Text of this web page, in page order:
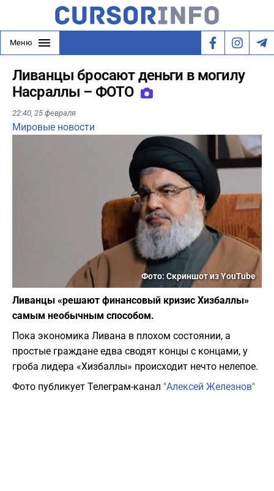
Меню
Ливанцы бросают деньги в могилу
Насраллы – ФОТО
22:40, 25 февраля
Мировые новости
Фото: Скриншот из YouTube
Ливанцы «решают финансовый кризис Хизбаллы»
самым необычным способом.
Пока экономика Ливана в плохом состоянии, а
простые граждане едва сводят концы с концами, у
гроба лидера «Хизбаллы» происходит нечто нелепое.
Фото публикует Телеграм-канал "Алексей Железнов"